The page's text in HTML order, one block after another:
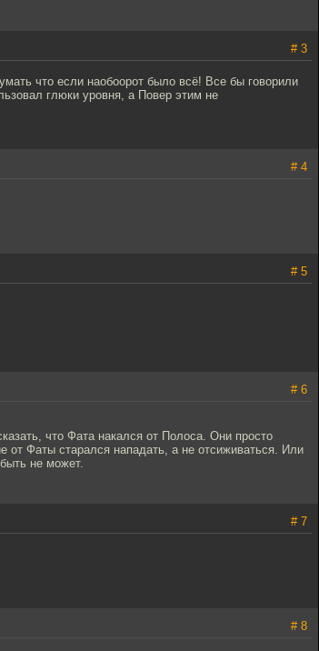
# 3
что если наобоорот было всё! Все бы говорили
глюки уровня, а Повер этим не
# 4
# 5
# 6
что Фата накался от Полоса. Они просто
от Фаты старался нападать, а не отсиживаться. Или
не может.
# 7
# 8